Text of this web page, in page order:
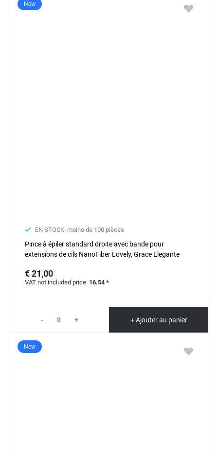
New
EN STOCK: moins de 100 pièces
Pince à épiler standard droite avec bande pour
extensions de cils NanoFiber Lovely, Grace Elegante
€ 21,00
VAT not included price: 16.54 *
- + + Ajouter au panier
New